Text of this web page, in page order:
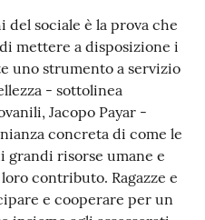
del sociale è la prova che
mettere a disposizione i
uno strumento a servizio
- sottolinea
Jacopo Payar -
concreta di come le
grandi risorse umane e
contributo. Ragazze e
e cooperare per un